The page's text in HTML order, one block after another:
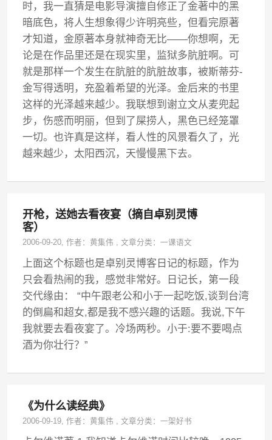
时，我一直猜是电影导演擅自修正了金著中的黑
暗底色，将人生想象得少许明亮些，但看完原著
才知道，金原著本身就神奇无比——你想啊，无
论是在作品里还是在现实里，监狱多肮脏啊。可
就是那样一个发生在肮脏的肮脏故事，被斯蒂芬-
金写得透明，充盈着希望的光泽。金后来的书里
这样的光泽越来越少。我联想到谢立文从麦兜起
步，伤感而明丽，但到了屎捞人，黑色已经笼罩
一切。也许真是这样，看人性的风景看久了，光
越来越少，太阳西沉，天慢慢黑下去。
开枪，送她去看夜宴（摘自卓别灵博
客）
2006-09-20, 作者：黄集伟 ,文章分类：一课语文
上面这个标题也是卓别灵博客日记的标题，作为
只会看热闹的我，感觉非常好。日记长，第一段
交代缘由： “中午跟老公和小于一起吃饭,谈到台湾
的倒扁和超女,都是我不感兴趣的话题。我说,下午
我就要去看夜宴了。冷场两秒。小于:要不要喝点
酒为你壮行？”
《为什么读经典》
2006-09-19, 作者：黄集伟 ,文章分类：一架好书